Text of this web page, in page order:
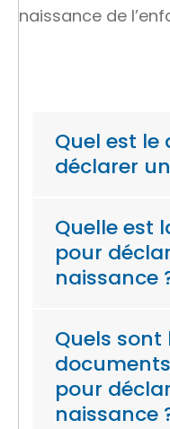
naissance de
Quel est le
déclarer
Quelle est
pour
naissance
Quels sont
pour
naissance